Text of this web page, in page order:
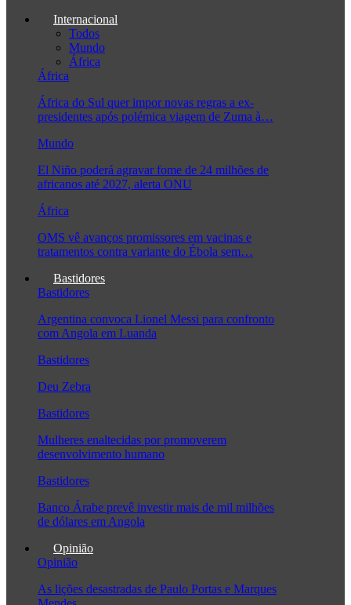
Internacional
Todos
Mundo
África
África
África do Sul quer impor novas regras a ex-
presidentes após polémica viagem de Zuma à…
Mundo
El Niño poderá agravar fome de 24 milhões de
africanos até 2027, alerta ONU
África
OMS vê avanços promissores em vacinas e
tratamentos contra variante do Ébola sem…
Bastidores
Bastidores
Argentina convoca Lionel Messi para confronto
com Angola em Luanda
Bastidores
Deu Zebra
Bastidores
Mulheres enaltecidas por promoverem
desenvolvimento humano
Bastidores
Banco Árabe prevê investir mais de mil milhões
de dólares em Angola
Opinião
Opinião
As lições desastradas de Paulo Portas e Marques